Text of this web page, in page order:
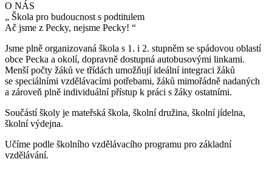
O NÁS
„ Škola pro budoucnost s podtitulem
Ač jsme z Pecky, nejsme Pecky! “
Jsme plně organizovaná škola s 1. i 2. stupněm se spádovou oblastí
obce Pecka a okolí, dopravně dostupná autobusovými linkami.
Menší počty žáků ve třídách umožňují ideální integraci žáků
se speciálními vzdělávacími potřebami, žáků mimořádně nadaných
a zároveň plně individuální přístup k práci s žáky ostatními.
Součástí školy je mateřská škola, školní družina, školní jídelna,
školní výdejna.
Učíme podle školního vzdělávacího programu pro základní
vzdělávání.